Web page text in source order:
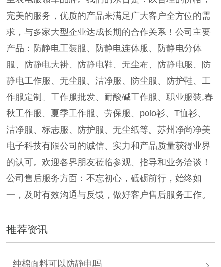
完美的服务，优质的产品来满足广大客户全方位的需
求，与多家大型企业达成长期的合作关系！公司主要
产品：防静电工装服、防静电连体服、防静电分体
服、防静电大褂、防静电鞋、无尘布、防静电服、防
静电工作服、无尘服、洁净服、防尘服、防护鞋、工
作服定制、工作服批发、耐酸碱工作服、职业服装,春
秋工作服、夏季工作服、劳保服、polo衫、T恤衫、
洁净服、标志服、防护服、无尘纸等。苏州净尚净美
电子科技有限公司的诚信、实力和产品质量获得业界
的认可。欢迎各界朋友莅临参观、指导和业务洽谈！
公司售后服务方面：不忘初心，砥砺前行，始终如
一，及时有效沟通与反馈，做好客户售后服务工作。
推荐资讯
纯棉面料可以防静电吗